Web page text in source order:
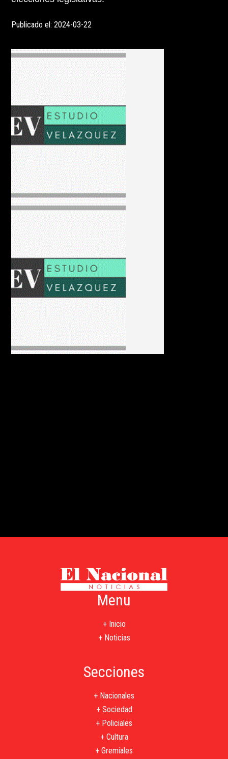
Publicado el: 2024-03-22
Menu
+ Inicio
+ Noticias
Secciones
+ Nacionales
+ Sociedad
+ Policiales
+ Cultura
+ Gremiales